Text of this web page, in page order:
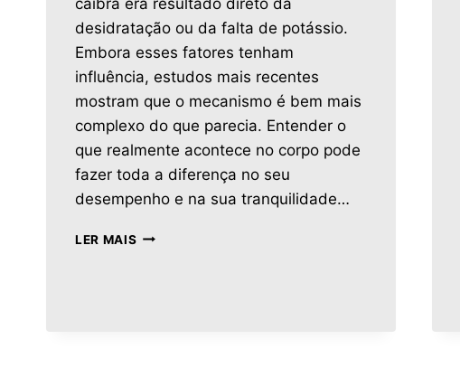
desidratação ou da falta de potássio.
Embora esses fatores tenham
influência, estudos mais recentes
mostram que o mecanismo é bem mais
complexo do que parecia. Entender o
que realmente acontece no corpo pode
fazer toda a diferença no seu
desempenho e na sua tranquilidade…
LER MAIS